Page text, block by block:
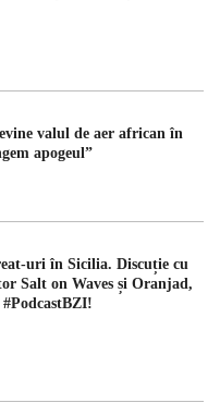
valul de aer african în
apogeul”
uri în Sicilia. Discuție cu
Salt on Waves și Oranjad,